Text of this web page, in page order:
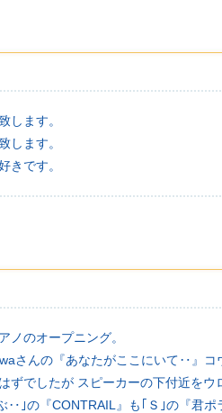
します。
します。
きです。
ノのオープニング。
さんの『あなたがここにいて‥』コ
ずでしたが スピーカーの下付近を
‥｣の『CONTRAIL』も｢Ｓ｣の『君